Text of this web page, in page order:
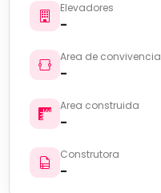
Elevadores
-
Area de convivencia
-
Area construida
-
Construtora
-